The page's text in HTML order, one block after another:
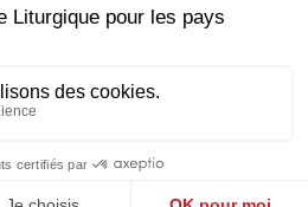
Seigneur, dans l'amour
solidement dans ton